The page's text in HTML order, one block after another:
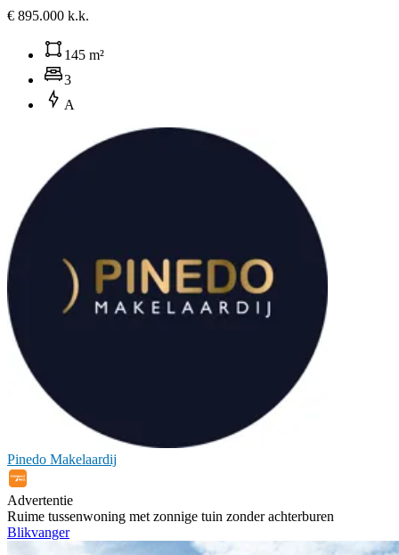
€ 895.000 k.k.
145 m²
3
A
Pinedo Makelaardij
Advertentie
Ruime tussenwoning met zonnige tuin zonder achterburen
Blikvanger